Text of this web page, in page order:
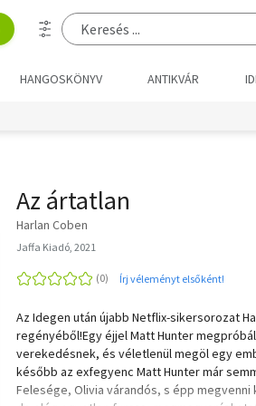
HANGOSKÖNYV ANTIKVÁR
Az ártatlan
Harlan Coben
Jaffa Kiadó, 2021
Írj véleményt elsőként!
Az Idegen után újabb Netflix-sikersorozat
regényéből!Egy éjjel Matt Hunter
verekedésnek, és véletlenül megöl egy
később az exfegyenc Matt Hunter már
Felesége, Olivia várandós, s épp megvenni